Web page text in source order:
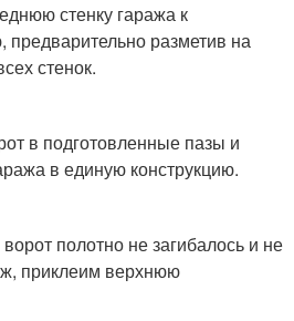
стенку гаража к
предварительно разметив на
стенок.
в подготовленные пазы и
в единую конструкцию.
полотно не загибалось и не
приклеим верхнюю